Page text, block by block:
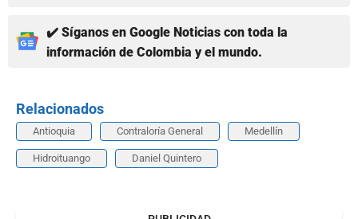
✔️ Síganos en Google Noticias con toda la
información de Colombia y el mundo.
Relacionados
Antioquia Contraloría General Medellín
Hidroituango Daniel Quintero